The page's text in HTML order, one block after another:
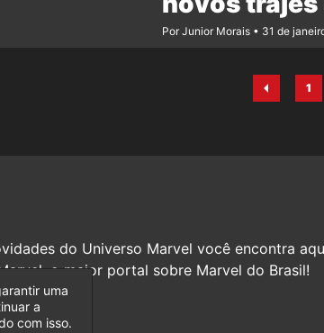
Por Junior Morais 31 de
1
do Universo Marvel você encontra
o maior portal sobre Marvel do Brasil!
uma
a
com isso.